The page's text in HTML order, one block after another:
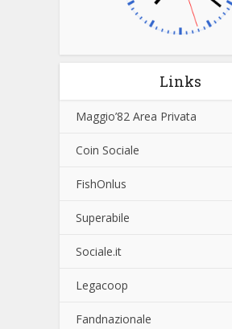
Links
Maggio’82 Area Privata
Coin Sociale
FishOnlus
Superabile
Sociale.it
Legacoop
Fandnazionale